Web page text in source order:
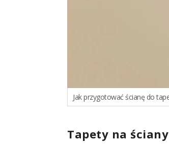
Jak przygotować ścianę do
Tapety na